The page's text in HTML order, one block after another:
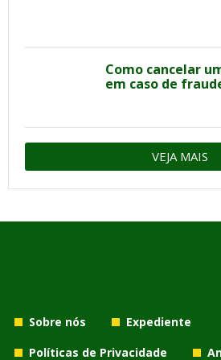
Como cancelar
em caso de
VEJA MAIS
Sobre nós
Expediente
Políticas de Privacidade